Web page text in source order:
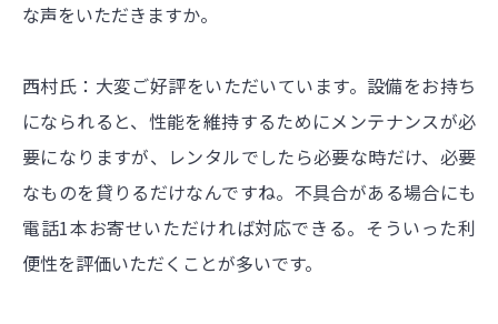
な声をいただきますか。
西村氏：大変ご好評をいただいています。設備をお持ち
になられると、性能を維持するためにメンテナンスが必
要になりますが、レンタルでしたら必要な時だけ、必要
なものを貸りるだけなんですね。不具合がある場合にも
電話1本お寄せいただければ対応できる。そういった利
便性を評価いただくことが多いです。